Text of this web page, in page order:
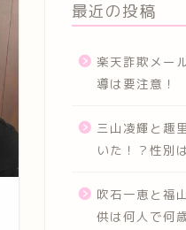
最近の投稿
楽天詐欺メー
導は要注意！
三山凌輝と趣
いた！？性別
吹石一恵と福
供は何人で何